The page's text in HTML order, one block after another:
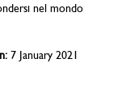
nel mondo
7 January 2021